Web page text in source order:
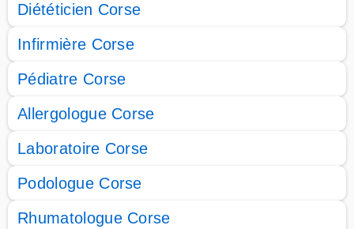
Diététicien Corse
Infirmière Corse
Pédiatre Corse
Allergologue Corse
Laboratoire Corse
Podologue Corse
Rhumatologue Corse